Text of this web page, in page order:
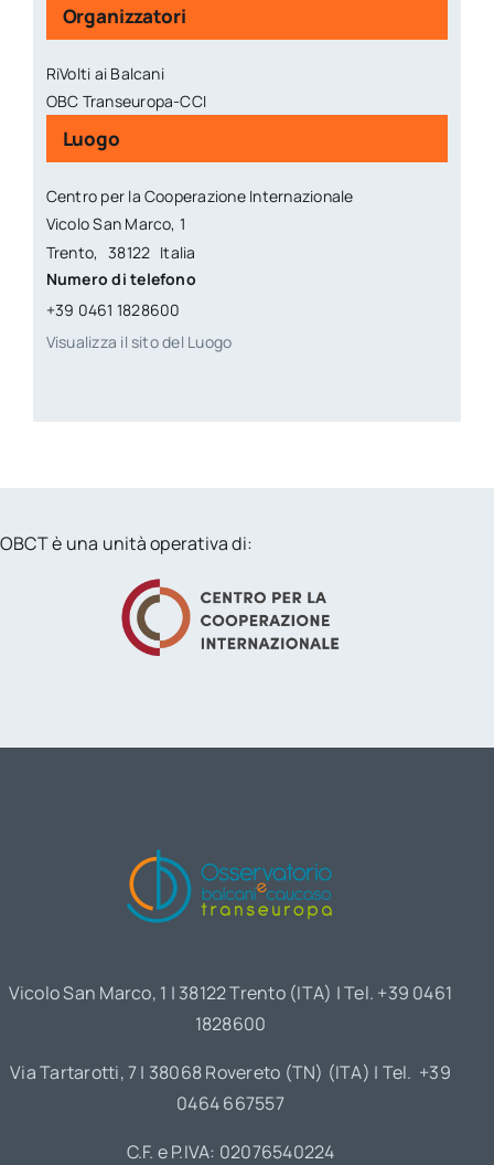
Luogo
Centro per la Cooperazione Internazionale
Vicolo San Marco, 1
Trento, 38122 Italia
Numero di telefono
+39 0461 1828600
Visualizza il sito del Luogo
Organizzatori
RiVolti ai Balcani
OBC Transeuropa-CCI
OBCT è una unità operativa di:
Vicolo San Marco, 1 | 38122 Trento (ITA) | Tel. +39 0461
1828600
Via Tartarotti, 7 | 38068 Rovereto (TN) (ITA) | Tel. +39
0464 667557
C.F. e P.IVA: 02076540224